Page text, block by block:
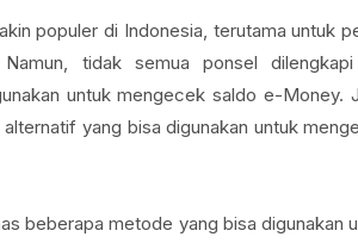
populer di Indonesia, terutama untuk
tidak semua ponsel
untuk mengecek saldo e-Money.
yang bisa digunakan untuk
beberapa metode yang bisa